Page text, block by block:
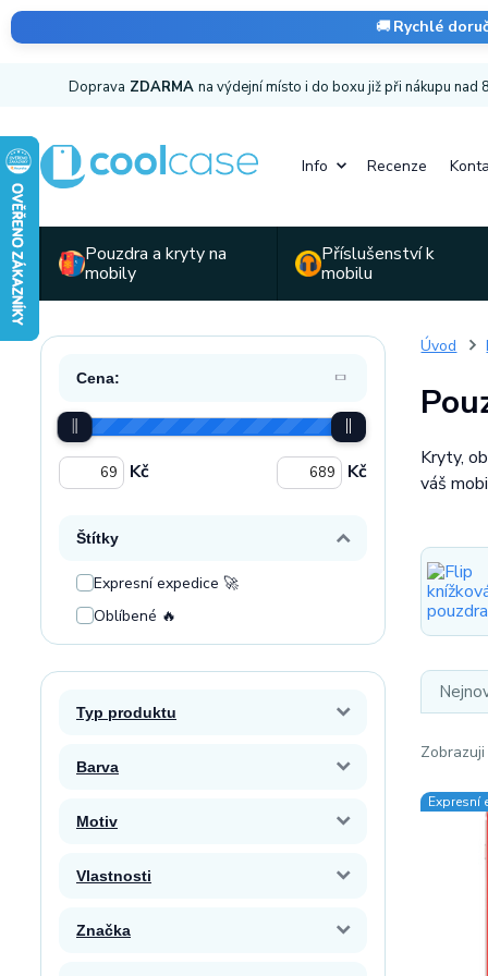
🚚Rychlé
Doprava ZDARMA na výdejní místo i do boxu již při nákupu nad
Info Recenze
Pouzdra a kryty na
mobily
Příslušenství k
mobilu
Cena:
Kč Kč
Štítky
Expresní expedice 🚀
Oblíbené 🔥
Typ produktu
Barva
Motiv
Vlastnosti
Značka
Úvod
Kryty,
váš
Expresní